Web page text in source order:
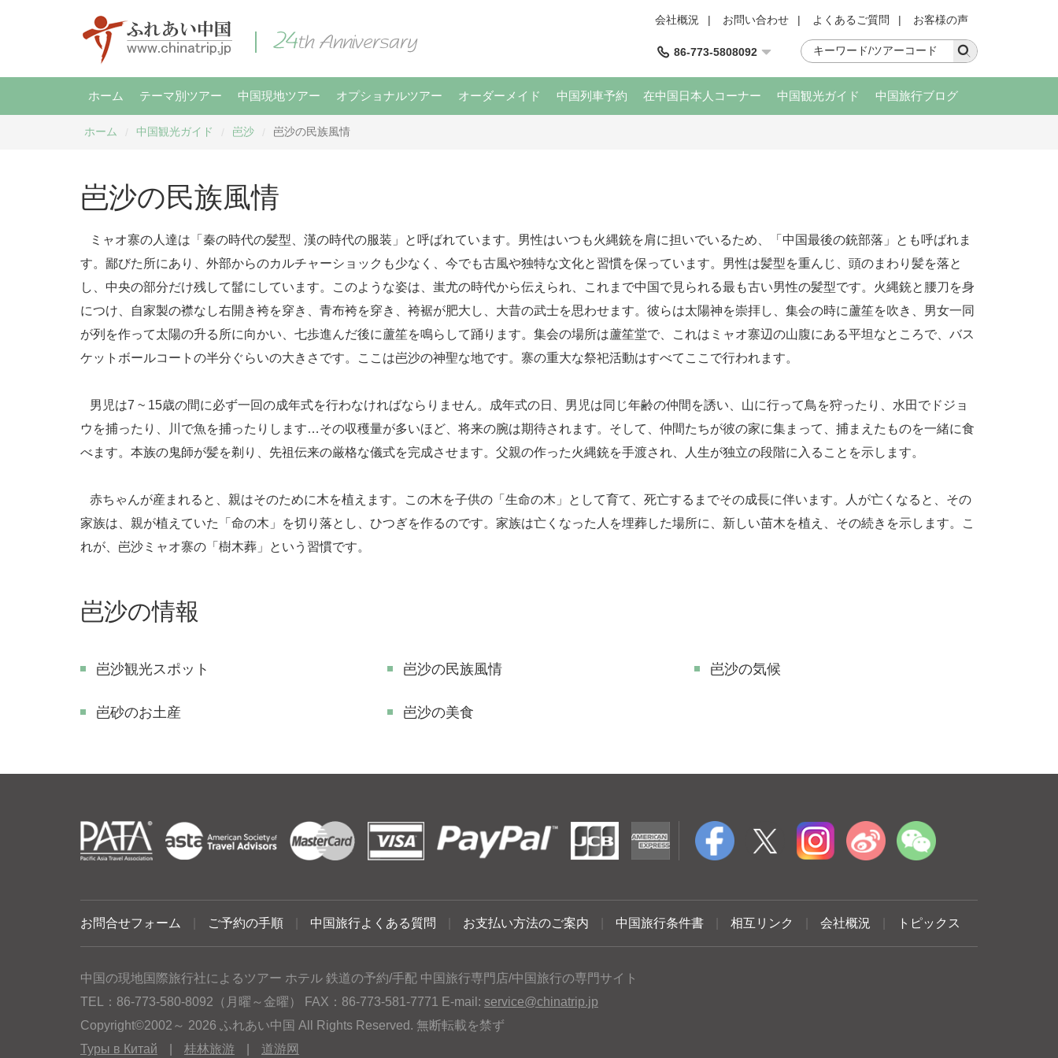
会社概況 | お問い合わせ | よくあるご質問 | お客様の声
86-773-5808092
ホーム テーマ別ツアー 中国現地ツアー オプショナルツアー オーダーメイド 中国列車予約 在中国日本人コーナー 中国観光ガイド 中国旅行ブログ
ホーム 中国観光ガイド 岜沙 岜沙の民族風情
岜沙の民族風情
ミャオ寨の人達は「秦の時代の髪型、漢の時代の服装」と呼ばれています。男性はいつも火縄銃を肩に担いでいるため、「中国最後の銃部落」とも呼ばれま
す。鄙びた所にあり、外部からのカルチャーショックも少なく、今でも古風や独特な文化と習慣を保っています。男性は髪型を重んじ、頭のまわり髪を落と
し、中央の部分だけ残して髷にしています。このような姿は、蚩尤の時代から伝えられ、これまで中国で見られる最も古い男性の髪型です。火縄銃と腰刀を身
につけ、自家製の襟なし右開き袴を穿き、青布袴を穿き、袴裾が肥大し、大昔の武士を思わせます。彼らは太陽神を崇拝し、集会の時に蘆笙を吹き、男女一同
が列を作って太陽の升る所に向かい、七歩進んだ後に蘆笙を鳴らして踊ります。集会の場所は蘆笙堂で、これはミャオ寨辺の山腹にある平坦なところで、バス
ケットボールコートの半分ぐらいの大きさです。ここは岜沙の神聖な地です。寨の重大な祭祀活動はすべてここで行われます。
男児は7 ~ 15歳の間に必ず一回の成年式を行わなければならりません。成年式の日、男児は同じ年齢の仲間を誘い、山に行って鳥を狩ったり、水田でドジョ
ウを捕ったり、川で魚を捕ったりします…その収穫量が多いほど、将来の腕は期待されます。そして、仲間たちが彼の家に集まって、捕まえたものを一緒に食
べます。本族の鬼師が髪を剃り、先祖伝来の厳格な儀式を完成させます。父親の作った火縄銃を手渡され、人生が独立の段階に入ることを示します。
赤ちゃんが産まれると、親はそのために木を植えます。この木を子供の「生命の木」として育て、死亡するまでその成長に伴います。人が亡くなると、その
家族は、親が植えていた「命の木」を切り落とし、ひつぎを作るのです。家族は亡くなった人を埋葬した場所に、新しい苗木を植え、その続きを示します。こ
れが、岜沙ミャオ寨の「樹木葬」という習慣です。
岜沙の情報
岜沙観光スポット 岜沙の民族風情 岜沙の気候
岜砂のお土産 岜沙の美食
お問合せフォーム ご予約の手順 中国旅行よくある質問 お支払い方法のご案内 中国旅行条件書 相互リンク 会社概況 トピックス
中国の現地国際旅行社によるツアー ホテル 鉄道の予約/手配 中国旅行専門店/中国旅行の専門サイト
TEL：86-773-580-8092（月曜～金曜） FAX：86-773-581-7771 E-mail: service@chinatrip.jp
Copyright©2002～ 2026 ふれあい中国 All Rights Reserved. 無断転載を禁ず
Туры в Китай
桂林旅游 道游网